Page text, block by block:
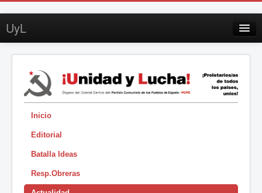
UyL
Suscripción
Sobre UyL
Edición impresa
Buscar
Inicio
Editorial
Batalla Ideas
Resp.Obreras